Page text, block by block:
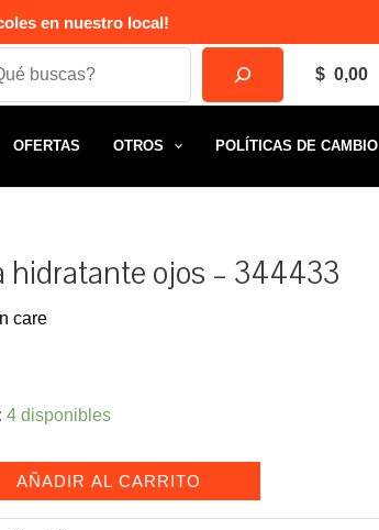
en nuestro local!
$ 0,00
OFERTAS OTROS POLÍTICAS DE CAMBIO
hidratante ojos – 344433
care
4 disponibles
AÑADIR AL CARRITO